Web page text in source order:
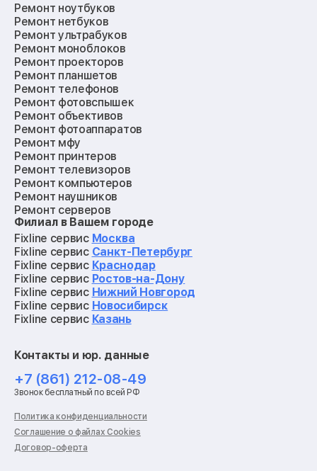
Ремонт ноутбуков
Ремонт нетбуков
Ремонт ультрабуков
Ремонт моноблоков
Ремонт проекторов
Ремонт планшетов
Ремонт телефонов
Ремонт фотовспышек
Ремонт объективов
Ремонт фотоаппаратов
Ремонт мфу
Ремонт принтеров
Ремонт телевизоров
Ремонт компьютеров
Ремонт наушников
Ремонт серверов
Ремонт мониторов
Ремонт квадрокоптеров
Ремонт электросамокатов
Ремонт материнских плат
Ремонт видеокарт
Ремонт кофемашин
Ремонт vr систем
Ремонт игровых приставок
Ремонт роботов-пылесосов
Ремонт холодильников
Ремонт стиральных машин
Ремонт пылесосов
Ремонт варочных панелей
Ремонт духовых шкафов
Ремонт кондиционеров
Ремонт кухонных комбайнов
Филиал в Вашем городе
Fixline сервис Москва
Fixline сервис Санкт-Петербург
Fixline сервис Краснодар
Fixline сервис Ростов-на-Дону
Fixline сервис Нижний Новгород
Fixline сервис Новосибирск
Fixline сервис Казань
Контакты и юр. данные
+7 (861) 212-08-49
Звонок бесплатный по всей РФ
Политика конфиденциальности
Соглашение о файлах Cookies
Договор-оферта